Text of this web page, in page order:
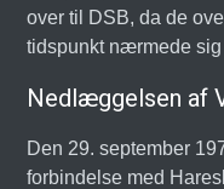
over til DSB, da de
tidspunkt nærmede
Nedlæggelsen af
Den 29. september
forbindelse med